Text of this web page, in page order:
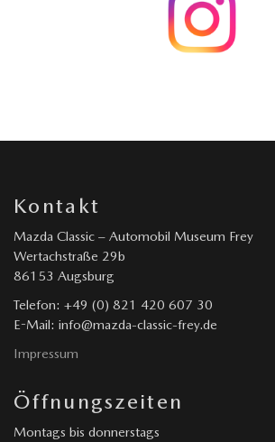
Kontakt
Mazda Classic – Automobil Museum Frey
Wertachstraße 29b
86153 Augsburg
Telefon: +49 (0) 821 420 607 30
E-Mail: info@mazda-classic-frey.de
Impressum
Öffnungszeiten
Montags bis donnerstags